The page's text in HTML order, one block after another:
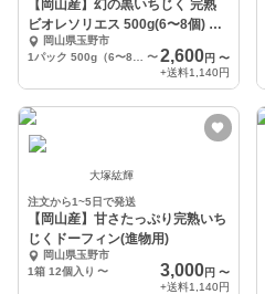
【岡山産】幻の黒いちじく 完熟
ビオレソリエス 500g(6〜8個) 1
日5箱限定
岡山県玉野市
〜 2,600円 〜
+送料1,140円
大塚紘輝
注文から1~5日で発送
【岡山産】甘さたっぷり完熟いち
じくドーフィン(進物用)
岡山県玉野市
1箱 12個入り 〜 3,000円 〜
+送料1,140円